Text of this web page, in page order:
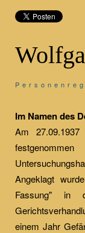
Im Namen des
Am
Angeklagt
Fassung" in
einem Jahr